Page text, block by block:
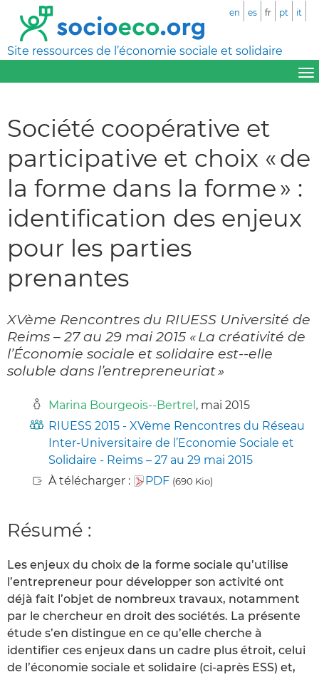
Site ressources de l’économie sociale et solidaire
en es fr pt it
Société coopérative et
participative et choix « de
la forme dans la forme » :
identification des enjeux
pour les parties
prenantes
XVème Rencontres du RIUESS Université de
Reims – 27 au 29 mai 2015 « La créativité de
l’Économie sociale et solidaire est-­‐elle
soluble dans l’entrepreneuriat »
Marina Bourgeois-­‐Bertrel , mai 2015
RIUESS 2015 - XVème Rencontres du Réseau
Inter-Universitaire de l’Economie Sociale et
Solidaire - Reims – 27 au 29 mai 2015
À télécharger :
PDF (690 Kio)
Résumé :
Les enjeux du choix de la forme sociale qu’utilise
l’entrepreneur pour développer son activité ont
déjà fait l’objet de nombreux travaux, notamment
par le chercheur en droit des sociétés. La présente
étude s’en distingue en ce qu’elle cherche à
identifier ces enjeux dans un cadre plus étroit, celui
de l’économie sociale et solidaire (ci-après ESS) et,